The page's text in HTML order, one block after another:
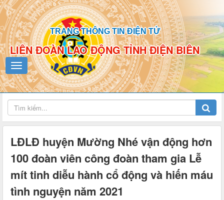
TRANG THÔNG TIN ĐIỆN TỬ
LIÊN ĐOÀN LAO ĐỘNG TỈNH ĐIỆN BIÊN
LĐLĐ huyện Mường Nhé vận động hơn
100 đoàn viên công đoàn tham gia Lễ
mít tinh diễu hành cổ động và hiến máu
tình nguyện năm 2021